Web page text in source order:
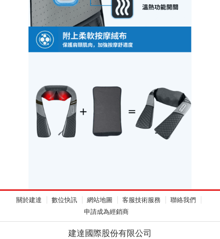
關於建達 數位快訊 網站地圖 客服技術服務
聯絡我們
申請成為經銷商
建達國際股份有限公司